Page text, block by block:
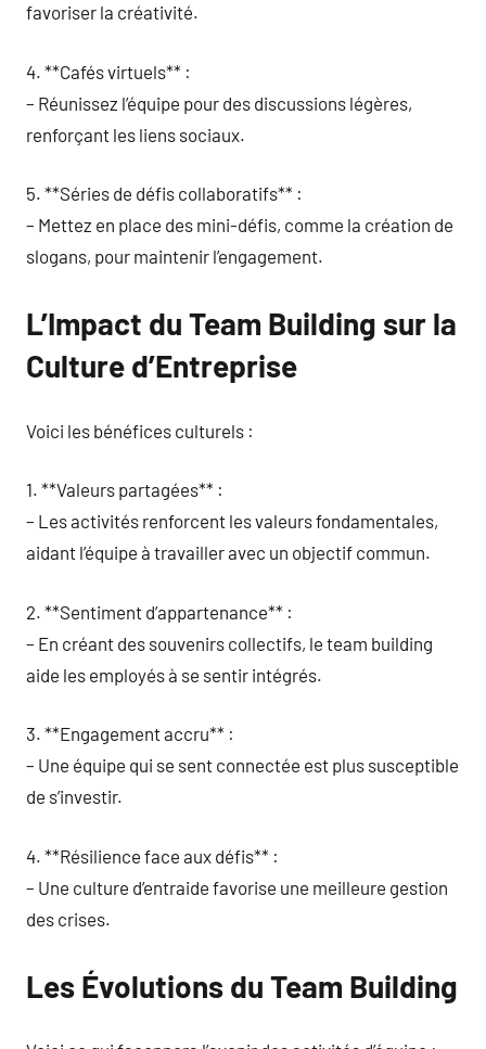
favoriser la créativité.
4. **Cafés virtuels** :
– Réunissez l’équipe pour des discussions légères,
renforçant les liens sociaux.
5. **Séries de défis collaboratifs** :
– Mettez en place des mini-défis, comme la création de
slogans, pour maintenir l’engagement.
L’Impact du Team Building sur la
Culture d’Entreprise
Voici les bénéfices culturels :
1. **Valeurs partagées** :
– Les activités renforcent les valeurs fondamentales,
aidant l’équipe à travailler avec un objectif commun.
2. **Sentiment d’appartenance** :
– En créant des souvenirs collectifs, le team building
aide les employés à se sentir intégrés.
3. **Engagement accru** :
– Une équipe qui se sent connectée est plus susceptible
de s’investir.
4. **Résilience face aux défis** :
– Une culture d’entraide favorise une meilleure gestion
des crises.
Les Évolutions du Team Building